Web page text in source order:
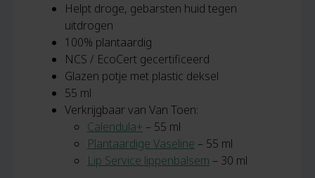
Helpt droge, gebarsten huid tegen
uitdrogen
100% plantaardig
NCS / EcoCert gecertificeerd
Glazen potje met plastic deksel
55 ml
Verkrijgbaar van Van Toen:
Calendula+ – 55 ml
Plantaardige Vaseline – 55 ml
Lip Service lippenbalsem – 30 ml